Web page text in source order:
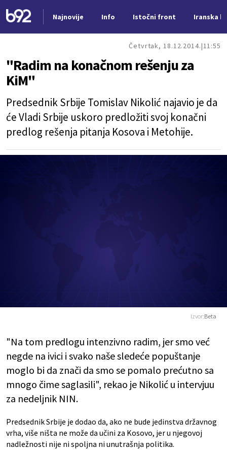
Najnovije Info Istočni front Iranska
Četvrtak, 18.12.2014. 11:55
"Radim na konačnom rešenju za
KiM"
Predsednik Srbije Tomislav Nikolić najavio je da
će Vladi Srbije uskoro predložiti svoj konačni
predlog rešenja pitanja Kosova i Metohije.
Izvor:Beta
"Na tom predlogu intenzivno radim, jer smo već
negde na ivici i svako naše sledeće popuštanje
moglo bi da znači da smo se pomalo prećutno sa
mnogo čime saglasili", rekao je Nikolić u intervjuu
za nedeljnik NIN.
Predsednik Srbije je dodao da, ako ne bude jedinstva državnog
vrha, više ništa ne može da učini za Kosovo, jer u njegovoj
nadležnosti nije ni spoljna ni unutrašnja politika.